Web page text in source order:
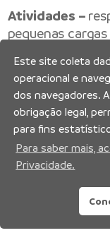
Atividades –
pequenas
Disponível até
da vaga
5 vagas –
Experiência –
Este site coleta
operacional e
dos navegadores.
obrigação legal,
para fins
Para saber mais,
Privacidade.